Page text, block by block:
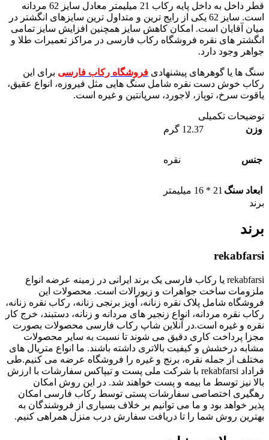
قطر داخل به داخل پایه رکاب 21 میلیمتر معادل سایز 62 مردانه
است. سایز 62 یکی از رایج ترین و متداول ترین سایزهای انگشتر در
میان آقایان است. امکان کاهش سایز همچنین افزایش سایز تمامی
انگشتر های نقره فروشگاه رکاب فارسی در مراکز تعمیرات طلا و
جواهر وجود دارد.
سنگ ها یا گوهرهای پیشنهادی فروشگاه رکاب فارسی برای این
رکاب خوش دست نقره شامل سنگ هایی مثل فیروزه، انواع عقیق،
یاقوت سرخ، توپاز، لاجورد، سرپانتین و غیره است.
توضیحات تکمیلی
وزن
12.37 گرم
جنس نقره
ابعاد سنگ 21 * 16 میلیمتر
برند
برند
rekabfarsi
rekabfarsi یا رکاب فارسی یک برند ایرانی در زمینه عرضه انواع
ملزومات ساخت جواهرات و زیورالات است. محصولات این
فروشگاه شامل پلاک نقره زنانه، آویز برنجی زنانه، رکاب نقره زنانه،
رکاب نقره مردانه، انواع زنجیر های مردانه و زنانه، دستبند، خرج کار
نقره و غیره است.در آنلاین شاپ رکاب فارسی محصولات بصورت
مجزا پرداخت کاری دقیق می شوند تا نسبت به سایر محصولات
مشابه درخشش و کیفیت بالاتری داشته باشند. ما انواع متریال های
مختلف از جمله نقره، برنج و غیره را فروشگاه عرضه می کنیم.طی
قراداد rekabfarsi با شرکت ملی پست و تیپاکس سفارشات با ارزش
بالا نیز توسط ما بیمه و پست خواهند شد. در این روش امکان
رهگیری اختصاصی سفارشات پستی توسط رکاب فارسی امکان
پذیر خواهد بود و ما می توانیم بر خلاف بسیاری از فروشندگان به
بهترین روش شما را تا دریافت سفارش درب منزل همراهی کنیم.